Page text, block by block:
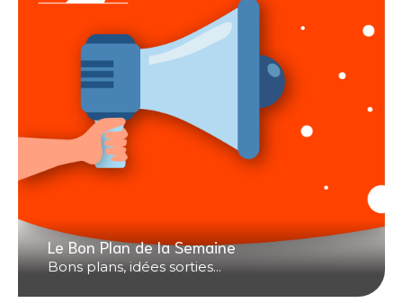
Le Bon Plan de la Semaine
Bons plans, idées sorties...